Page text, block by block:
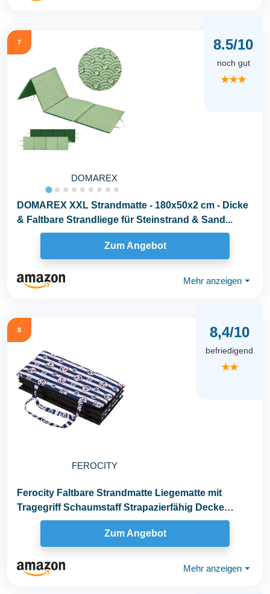
7
DOMAREX
8.5/10
noch gut
★★★
DOMAREX XXL Strandmatte - 180x50x2 cm - Dicke
& Faltbare Strandliege für Steinstrand & Sand...
Zum Angebot
Mehr anzeigen ⏷
8
FEROCITY
8,4/10
befriedigend
★★
Ferocity Faltbare Strandmatte Liegematte mit
Tragegriff Schaumstaff Strapazierfähig Decke
Modell...
Zum Angebot
Mehr anzeigen ⏷